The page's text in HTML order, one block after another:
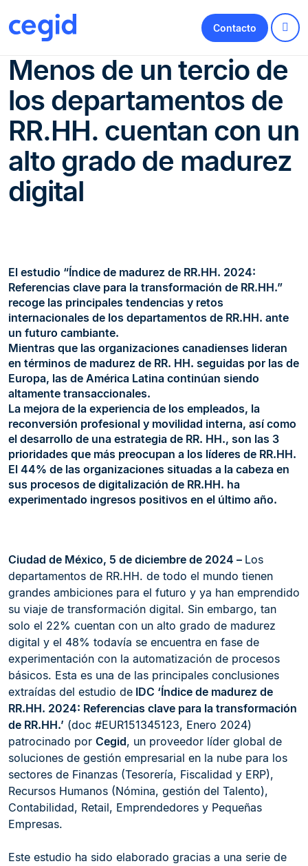
Contacto
Menos de un tercio de
los departamentos de
RR.HH. cuentan con un
alto grado de madurez
digital
El estudio “Índice de madurez de RR.HH. 2024:
Referencias clave para la transformación de RR.HH.”
recoge las principales tendencias y retos
internacionales de los departamentos de RR.HH. ante
un futuro cambiante.
Mientras que las organizaciones canadienses lideran
en términos de madurez de RR. HH. seguidas por las de
Europa, las de América Latina continúan siendo
altamente transaccionales.
La mejora de la experiencia de los empleados, la
reconversión profesional y movilidad interna, así como
el desarrollo de una estrategia de RR. HH., son las 3
prioridades que más preocupan a los líderes de RR.HH.
El 44% de las organizaciones situadas a la cabeza en
sus procesos de digitalización de RR.HH. ha
experimentado ingresos positivos en el último año.
Ciudad de México, 5 de diciembre de 2024 – Los
departamentos de RR.HH. de todo el mundo tienen
grandes ambiciones para el futuro y ya han emprendido
su viaje de transformación digital. Sin embargo, tan
solo el 22% cuentan con un alto grado de madurez
digital y el 48% todavía se encuentra en fase de
experimentación con la automatización de procesos
básicos. Esta es una de las principales conclusiones
extraídas del estudio de IDC ‘Índice de madurez de
RR.HH. 2024: Referencias clave para la transformación
de RR.HH.’ (doc #EUR151345123, Enero 2024)
patrocinado por Cegid, un proveedor líder global de
soluciones de gestión empresarial en la nube para los
sectores de Finanzas (Tesorería, Fiscalidad y ERP),
Recursos Humanos (Nómina, gestión del Talento),
Contabilidad, Retail, Emprendedores y Pequeñas
Empresas.
Este estudio ha sido elaborado gracias a una serie de